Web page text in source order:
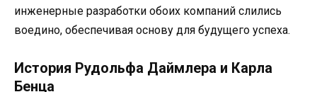
инженерные разработки обоих компаний слились
воедино, обеспечивая основу для будущего успеха.
История Рудольфа Даймлера и Карла
Бенца